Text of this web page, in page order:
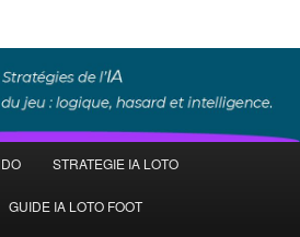
STRATEGIE IA LOTO
GUIDE IA LOTO FOOT